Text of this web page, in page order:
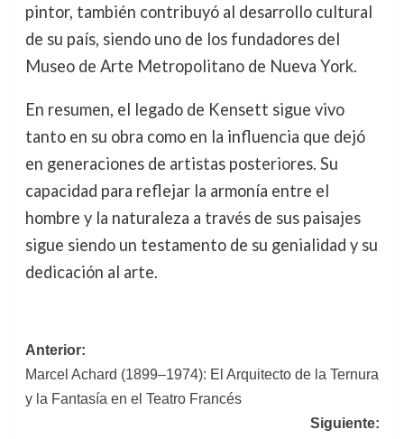
pintor, también contribuyó al desarrollo cultural
de su país, siendo uno de los fundadores del
Museo de Arte Metropolitano de Nueva York.
En resumen, el legado de Kensett sigue vivo
tanto en su obra como en la influencia que dejó
en generaciones de artistas posteriores. Su
capacidad para reflejar la armonía entre el
hombre y la naturaleza a través de sus paisajes
sigue siendo un testamento de su genialidad y su
dedicación al arte.
Navegación
de
Anterior:
Marcel Achard (1899–1974): El Arquitecto de la Ternura
y la Fantasía en el Teatro Francés
Siguiente: